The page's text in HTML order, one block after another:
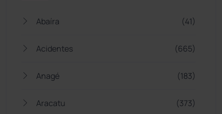
Abaíra (41)
Acidentes (665)
Anagé (183)
Aracatu (373)